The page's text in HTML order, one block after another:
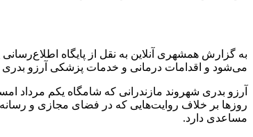
به گزارش همشهری آنلاین به نقل از پایگاه
می‌شود و اقدامات درمانی و خدمات پزشکی آرزو بدری
آرزو بدری شهروند مازندرانی که شامگاه یکم مرداد
روزها بر خلاف روایت‌هایی که در فضای مجازی و
مساعدی دارد.